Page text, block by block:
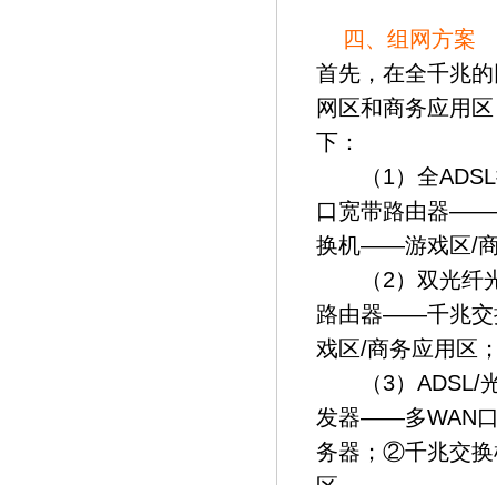
四、组网方案
首先，在全千兆
网区和商务应用
下：
（1）全ADSL
口宽带路由器
换机——游戏区/
（2）双光纤
路由器——千兆
戏区/商务应用区
（3）ADSL/光
发器——多WAN
务器；②千兆交